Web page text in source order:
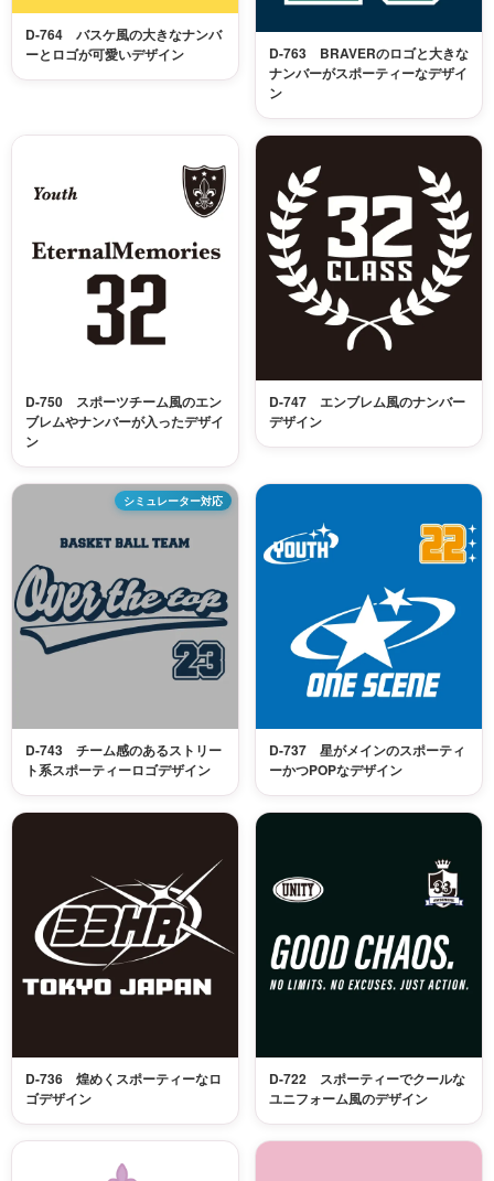
D-764 バスケ風の大きなナンバ
ーとロゴが可愛いデザイン
D-763 BRAVERのロゴと大きな
ナンバーがスポーティーなデザイ
ン
D-750 スポーツチーム風のエン
ブレムやナンバーが入ったデザイ
ン
D-747 エンブレム風のナンバー
デザイン
シミュレーター対応
D-743 チーム感のあるストリー
ト系スポーティーロゴデザイン
D-737 星がメインのスポーティ
ーかつPOPなデザイン
D-736 煌めくスポーティーなロ
ゴデザイン
D-722 スポーティーでクールな
ユニフォーム風のデザイン